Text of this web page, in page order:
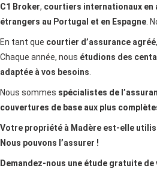
C1 Broker, courtiers internationaux en
étrangers au Portugal et en Espagne .
En tant que courtier d’assurance agréé
Chaque année, nous étudions des
adaptée à vos besoins
Nous sommes spécialistes de
couvertures de base aux plus
Votre propriété à Madère est-elle
Nous pouvons l’assurer !
Demandez-nous une étude gratuite